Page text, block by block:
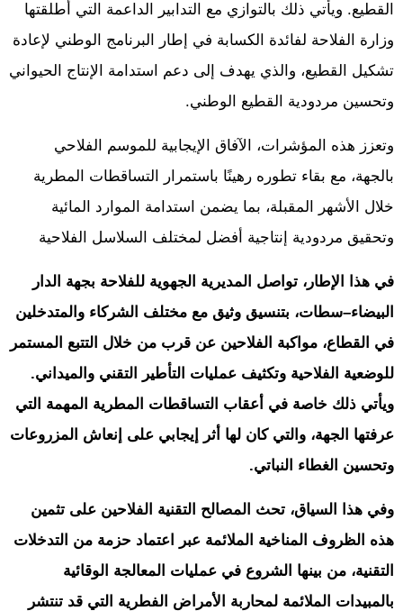
القطيع. ويأتي ذلك بالتوازي مع التدابير الداعمة التي أطلقتها
وزارة الفلاحة لفائدة الكسابة في إطار البرنامج الوطني لإعادة
تشكيل القطيع، والذي يهدف إلى دعم استدامة الإنتاج الحيواني
وتحسين مردودية القطيع الوطني.
وتعزز هذه المؤشرات، الآفاق الإيجابية للموسم الفلاحي
بالجهة، مع بقاء تطوره رهينًا باستمرار التساقطات المطرية
خلال الأشهر المقبلة، بما يضمن استدامة الموارد المائية
وتحقيق مردودية إنتاجية أفضل لمختلف السلاسل الفلاحية
في هذا الإطار، تواصل المديرية الجهوية للفلاحة بجهة الدار
البيضاء–سطات، بتنسيق وثيق مع مختلف الشركاء والمتدخلين
في القطاع، مواكبة الفلاحين عن قرب من خلال التتبع المستمر
للوضعية الفلاحية وتكثيف عمليات التأطير التقني والميداني.
ويأتي ذلك خاصة في أعقاب التساقطات المطرية المهمة التي
عرفتها الجهة، والتي كان لها أثر إيجابي على إنعاش المزروعات
وتحسين الغطاء النباتي.
وفي هذا السياق، تحث المصالح التقنية الفلاحين على تثمين
هذه الظروف المناخية الملائمة عبر اعتماد حزمة من التدخلات
التقنية، من بينها الشروع في عمليات المعالجة الوقائية
بالمبيدات الملائمة لمحاربة الأمراض الفطرية التي قد تنتشر